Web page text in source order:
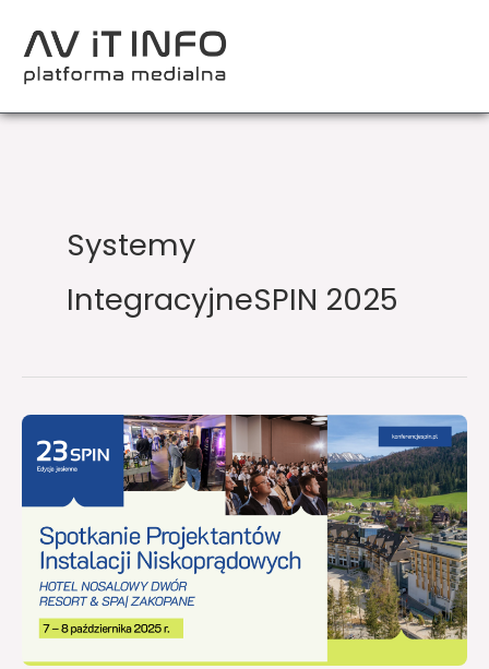
treści
Systemy
IntegracyjneSPIN 2025
Zbliża
się
jesienna
edycja
Spotkania
Projektantów
Instalacji
Niskoprądowych!